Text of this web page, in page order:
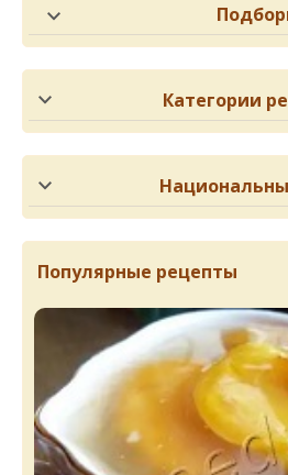
Категории
Популярные рецепты